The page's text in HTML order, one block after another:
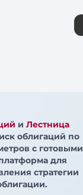
и Лестница
облигаций по
с готовыми
для
стратегии